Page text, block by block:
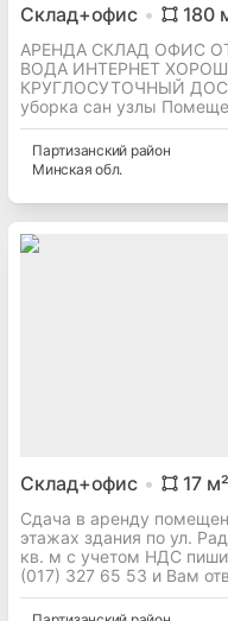
Склад+офис 180
АРЕНДА СКЛАД ОФИС
ВОДА ИНТЕРНЕТ
КРУГЛОСУТОЧНЫЙ
уборка сан узлы
Партизанский район
Минская обл.
Склад+офис 17 м²
Сдача в аренду
этажах здания по ул.
кв. м с учетом НДС
(017) 327 65 53 и Вам